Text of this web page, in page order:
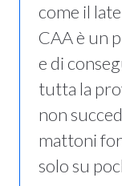
come il
CAA è un
e di
tutta la
non
mattoni
solo su